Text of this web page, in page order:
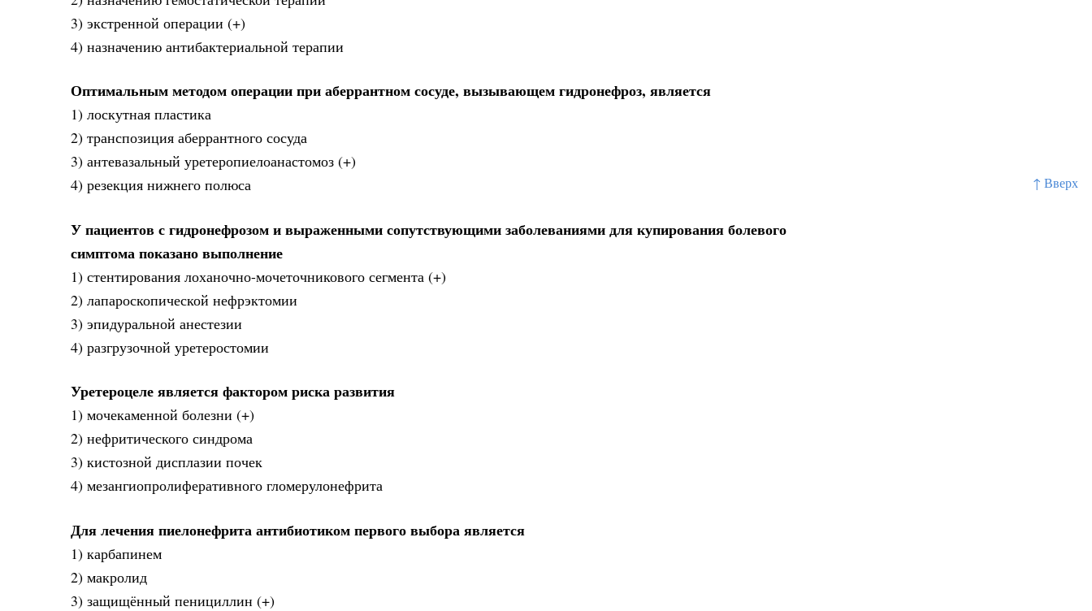
↑ Вверх
3) экстренной операции (+)
4) назначению антибактериальной терапии
Оптимальным методом операции при аберрантном сосуде, вызывающем гидронефроз, является
1) лоскутная пластика
2) транспозиция аберрантного сосуда
3) антевазальный уретеропиелоанастомоз (+)
4) резекция нижнего полюса
У пациентов с гидронефрозом и выраженными сопутствующими заболеваниями для купирования болевого
симптома показано выполнение
1) стентирования лоханочно-мочеточникового сегмента (+)
2) лапароскопической нефрэктомии
3) эпидуральной анестезии
4) разгрузочной уретеростомии
Уретероцеле является фактором риска развития
1) мочекаменной болезни (+)
2) нефритического синдрома
3) кистозной дисплазии почек
4) мезангиопролиферативного гломерулонефрита
Для лечения пиелонефрита антибиотиком первого выбора является
1) карбапинем
2) макролид
3) защищённый пенициллин (+)